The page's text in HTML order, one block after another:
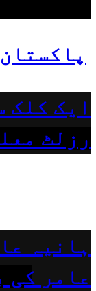
پاکستان
ایک کلک
رزلٹ
ہانیہ
عامر کی